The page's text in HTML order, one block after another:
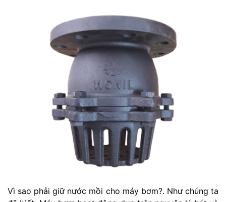
Vì sao phải giữ nước mồi cho máy bơm?. Như chúng ta